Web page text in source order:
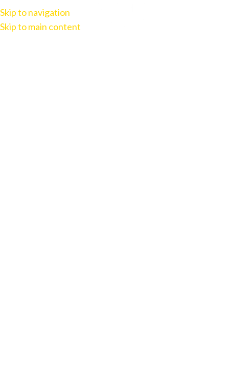
Skip to navigation
Skip to main content